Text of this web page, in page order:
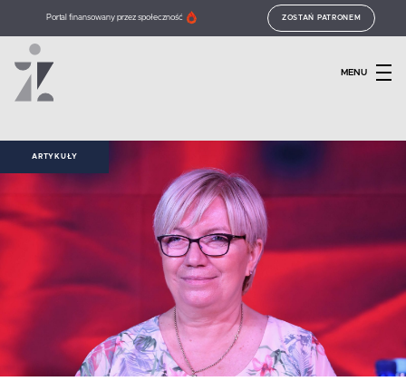
Portal finansowany przez społeczność ZOSTAŃ PATRONEM
MENU
ARTYKUŁY